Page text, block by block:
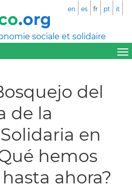
sociale et solidaire
en es fr pt it
del
de la
en
hemos
ahora?